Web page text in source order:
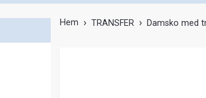
Hem TRANSFER Damsko med